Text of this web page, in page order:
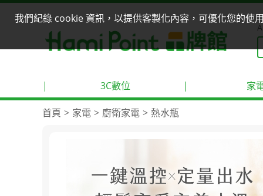
我們紀錄 cookie 資訊，以提供客製化內容，可優化您的使
| 3C數位 | 家
首頁 家電 廚衛家電 熱水瓶